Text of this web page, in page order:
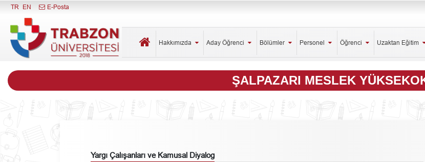
Menüyü Kapat
TR EN E-Posta
Hakkımızda Aday Öğrenci Bölümler Personel Öğrenci Uzaktan Eğitim
ŞALPAZARI MESLEK
Yargı Çalışanları ve Kamusal Diyalog